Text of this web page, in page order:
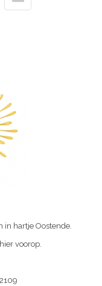
in hartje Oostende.
voorop.